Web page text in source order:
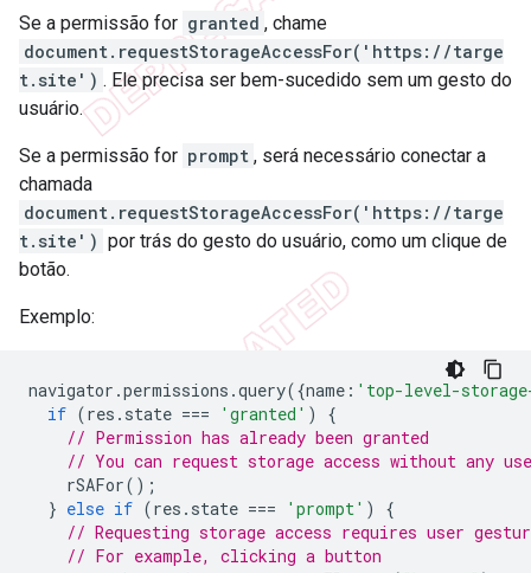
Se a permissão for granted , chame
document.requestStorageAccessFor('https://targe
t.site') . Ele precisa ser bem-sucedido sem um gesto do
usuário.
Se a permissão for prompt , será necessário conectar a
chamada
document.requestStorageAccessFor('https://targe
t.site') por trás do gesto do usuário, como um clique de
botão.
Exemplo:
navigator .permissions .query({name : 'top-level-
if (res . state === 'granted' )
{
// Permission has already been granted
// You can request storage access without any
rSAFor();
} else if (res . state === 'prompt' )
{
// Requesting storage access requires user
// For example, clicking a button